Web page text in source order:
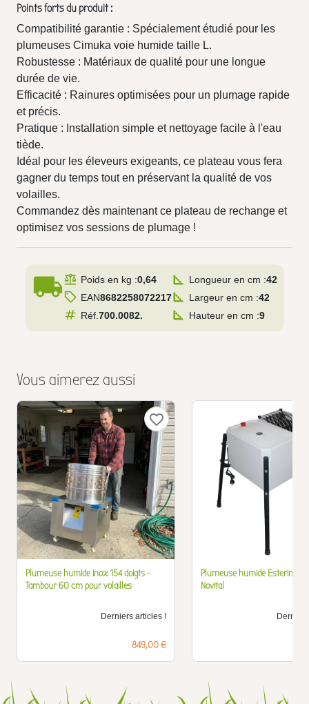
Points forts du produit :
Compatibilité garantie : Spécialement étudié pour les
plumeuses Cimuka voie humide taille L.
Robustesse : Matériaux de qualité pour une longue
durée de vie.
Efficacité : Rainures optimisées pour un plumage rapide
et précis.
Pratique : Installation simple et nettoyage facile à l'eau
tiède.
Idéal pour les éleveurs exigeants, ce plateau vous fera
gagner du temps tout en préservant la qualité de vos
volailles.
Commandez dès maintenant ce plateau de rechange et
optimisez vos sessions de plumage !
local_shipping Poids en kg :0,64
EAN8682258072217
Réf. 700.0082.
Longueur en cm :42
Largeur en cm :42
Hauteur en cm :9
Vous aimerez aussi
favorite_border
Plumeuse humide inox 154 doigts -
Tambour 60 cm pour volailles
Derniers articles !
Prix
849,00 €
Plumeuse humide Esterina
Novital